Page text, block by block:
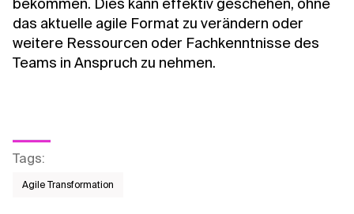
bekommen. Dies kann effektiv geschehen, ohne
das aktuelle agile Format zu verändern oder
weitere Ressourcen oder Fachkenntnisse des
Teams in Anspruch zu nehmen.
Tags:
Agile Transformation